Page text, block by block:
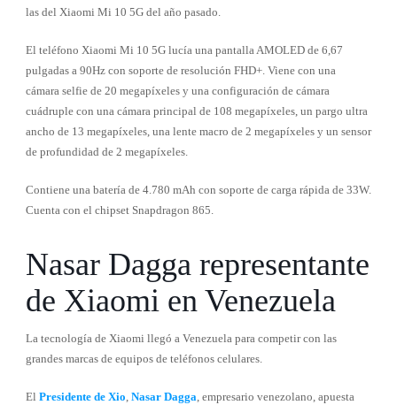
las del Xiaomi Mi 10 5G del año pasado.
El teléfono Xiaomi Mi 10 5G lucía una pantalla AMOLED de 6,67
pulgadas a 90Hz con soporte de resolución FHD+. Viene con una
cámara selfie de 20 megapíxeles y una configuración de cámara
cuádruple con una cámara principal de 108 megapíxeles, un pargo ultra
ancho de 13 megapíxeles, una lente macro de 2 megapíxeles y un sensor
de profundidad de 2 megapíxeles.
Contiene una batería de 4.780 mAh con soporte de carga rápida de 33W.
Cuenta con el chipset Snapdragon 865.
Nasar Dagga representante
de Xiaomi en Venezuela
La tecnología de Xiaomi llegó a Venezuela para competir con las
grandes marcas de equipos de teléfonos celulares.
El Presidente de Xio,Nasar Dagga, empresario venezolano, apuesta